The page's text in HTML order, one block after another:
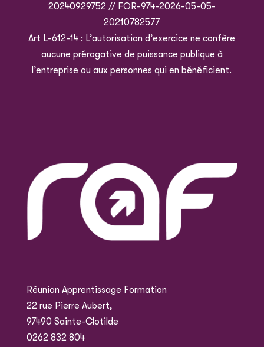
20240929752 // FOR-974-2026-05-05-
20210782577
Art L-612-14 : L’autorisation d’exercice ne confère
aucune prérogative de puissance publique à
l’entreprise ou aux personnes qui en bénéficient.
Réunion Apprentissage Formation
22 rue Pierre Aubert,
97490 Sainte-Clotilde
0262 832 804